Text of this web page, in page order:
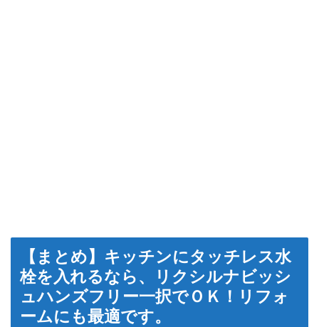
【まとめ】キッチンにタッチレス水
栓を入れるなら、リクシルナビッシ
ュハンズフリー一択でＯＫ！リフォ
ームにも最適です。